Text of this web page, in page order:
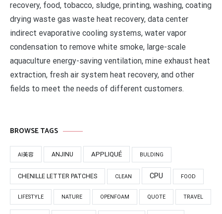
recovery, food, tobacco, sludge, printing, washing, coating
drying waste gas waste heat recovery, data center
indirect evaporative cooling systems, water vapor
condensation to remove white smoke, large-scale
aquaculture energy-saving ventilation, mine exhaust heat
extraction, fresh air system heat recovery, and other
fields to meet the needs of different customers.
BROWSE TAGS
AI美容 ANJINU APPLIQUÉ BULDING
CHENILLE LETTER PATCHES CLEAN CPU FOOD
LIFESTYLE NATURE OPENFOAM QUOTE TRAVEL